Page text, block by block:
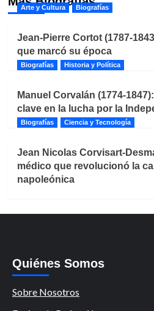
Arte y Cultura Biografías
Jean-Pierre Cortot (1787-
que marcó su época
Biografías Historia y Política
Manuel Corvalán (1774-
clave en la lucha por la
Biografías Ciencia y Tecnología
Jean Nicolas Corvisart-
médico que revolucionó la
napoleónica
Quiénes Somos
Sobre Nosotros